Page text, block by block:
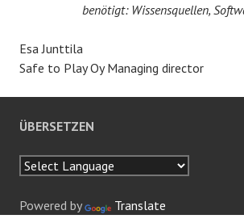
benötigt: Wissensquellen,
Esa Junttila
Safe to Play Oy Managing director
ÜBERSETZEN
Powered by Translate